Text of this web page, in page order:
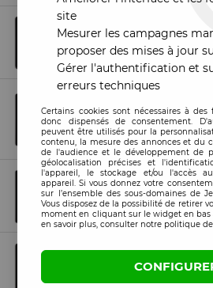
Ecran Xiaomi Redmi Note
chassis noir
Prix : Veuillez vous connecter
SERVICE PACK
Ecran Xiaomi Redmi Note 13
avec chassis violet
Prix : Veuillez vous connecter
SERVICE PACK
Ecran Xiaomi Redmi Note 13
chassis vert
Prix : Veuillez vous connecter
Ecran Xiaomi Redmi Note
site
Mesurer les campagnes
proposer des mises à jour
Gérer l'authentification et
erreurs techniques
Certains cookies sont nécessaires à
donc dispensés de consentement.
peuvent être utilisés pour la
contenu, la mesure des annonces et du
de l'audience et le développement de
géolocalisation précises et
l'appareil, le stockage et/ou l'accès
appareil. Si vous donnez votre
sur l’ensemble des sous-domaines de
Vous disposez de la possibilité de retirer
moment en cliquant sur le widget en bas
en savoir plus, consulter notre politique